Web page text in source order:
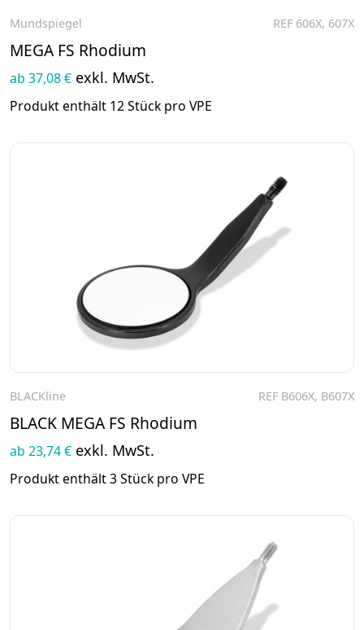
Mundspiegel REF 606X, 607X
MEGA FS Rhodium
ab 37,08 € exkl. MwSt.
Produkt enthält 12 Stück pro VPE
BLACKline REF B606X, B607X
BLACK MEGA FS Rhodium
ab 23,74 € exkl. MwSt.
Produkt enthält 3 Stück pro VPE